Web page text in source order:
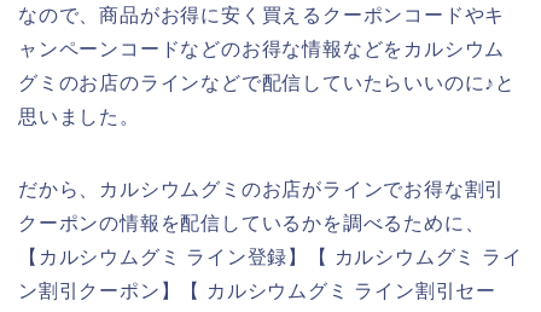
なので、商品がお得に安く買えるクーポンコードやキ
ャンペーンコードなどのお得な情報などをカルシウム
グミのお店のラインなどで配信していたらいいのに♪と
思いました。
だから、カルシウムグミのお店がラインでお得な割引
クーポンの情報を配信しているかを調べるために、
【カルシウムグミ ライン登録】【 カルシウムグミ ライ
ン割引クーポン】【 カルシウムグミ ライン割引セー